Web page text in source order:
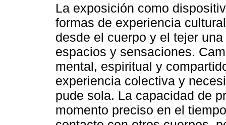
La exposición como
formas de experiencia
desde el cuerpo y el tejer
espacios y sensaciones.
mental, espiritual y
experiencia colectiva y
pude sola. La capacidad de
momento preciso en el